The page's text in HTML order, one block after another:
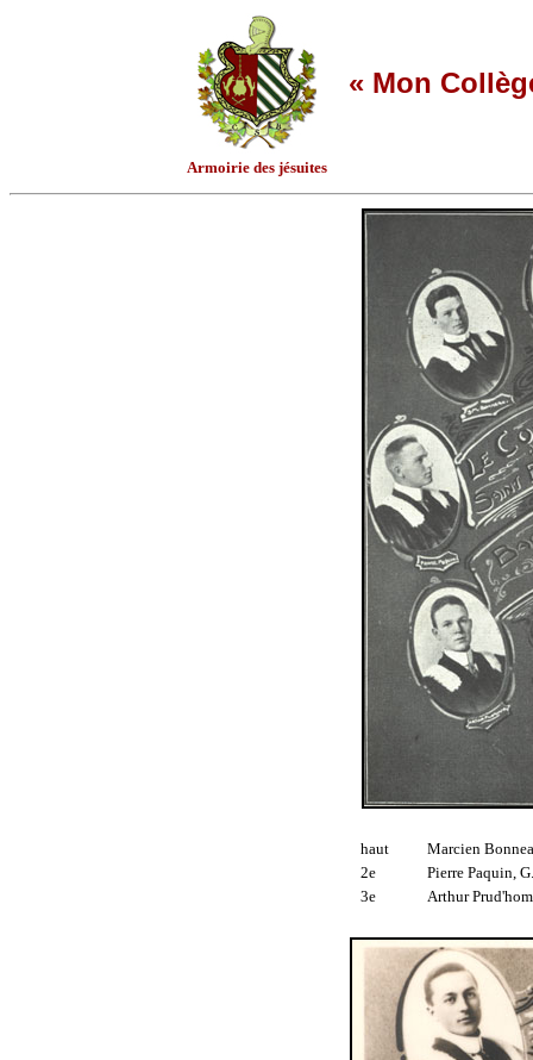
« Mon
Armoirie des jésuites
haut
Marcien
2e
Pierre Paquin,
3e
Arthur